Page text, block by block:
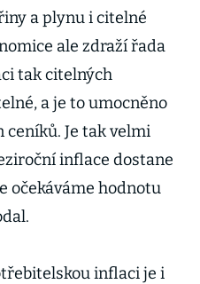
a plynu i citelné
ale zdraží řada
tak citelných
a je to umocněno
Je tak velmi
inflace dostane
očekáváme hodnotu
inflaci je i